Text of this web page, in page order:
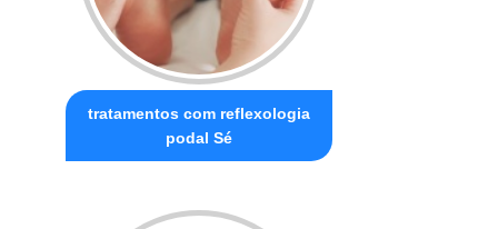
tratamentos com reflexologia
podal Sé